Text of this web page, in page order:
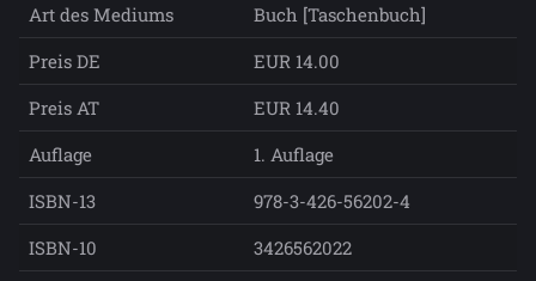
Art des Mediums
Buch [Taschenbuch]
Preis DE
EUR 14.00
Preis AT
EUR 14.40
Auflage
1. Auflage
ISBN-13
978-3-426-56202-4
ISBN-10
3426562022